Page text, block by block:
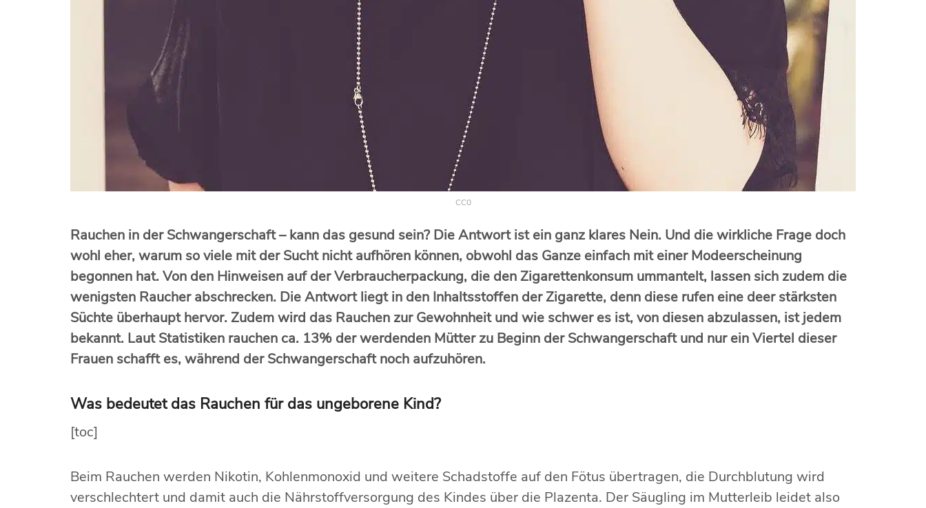
CC0
Rauchen in der Schwangerschaft – kann das gesund sein? Die Antwort ist ein ganz klares Nein. Und die wirkliche Frage doch
wohl eher, warum so viele mit der Sucht nicht aufhören können, obwohl das Ganze einfach mit einer Modeerscheinung
begonnen hat. Von den Hinweisen auf der Verbraucherpackung, die den Zigarettenkonsum ummantelt, lassen sich zudem die
wenigsten Raucher abschrecken. Die Antwort liegt in den Inhaltsstoffen der Zigarette, denn diese rufen eine deer stärksten
Süchte überhaupt hervor. Zudem wird das Rauchen zur Gewohnheit und wie schwer es ist, von diesen abzulassen, ist jedem
bekannt. Laut Statistiken rauchen ca. 13% der werdenden Mütter zu Beginn der Schwangerschaft und nur ein Viertel dieser
Frauen schafft es, während der Schwangerschaft noch aufzuhören.
Was bedeutet das Rauchen für das ungeborene Kind?
[toc]
Beim Rauchen werden Nikotin, Kohlenmonoxid und weitere Schadstoffe auf den Fötus übertragen, die Durchblutung wird
verschlechtert und damit auch die Nährstoffversorgung des Kindes über die Plazenta. Der Säugling im Mutterleib leidet also